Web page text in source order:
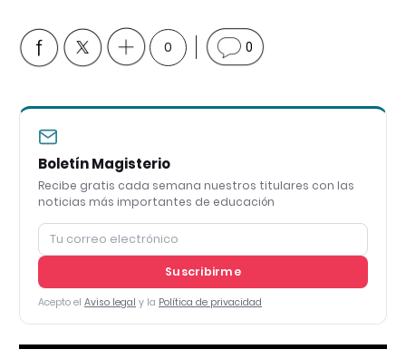
0 0
Boletín Magisterio
Recibe gratis cada semana nuestros titulares con las
noticias más importantes de educación
Suscribirme
Acepto el Aviso legal y la Política de privacidad